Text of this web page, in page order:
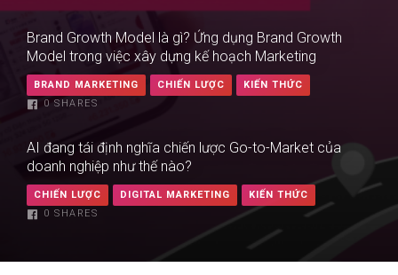
Brand Growth Model là gì? Ứng dụng Brand Growth
Model trong việc xây dựng kế hoạch Marketing
BRAND MARKETING CHIẾN LƯỢC
KIẾN THỨC
0 SHARES
AI đang tái định nghĩa chiến lược Go-to-Market của
doanh nghiệp như thế nào?
CHIẾN LƯỢC DIGITAL MARKETING
KIẾN THỨC
0 SHARES